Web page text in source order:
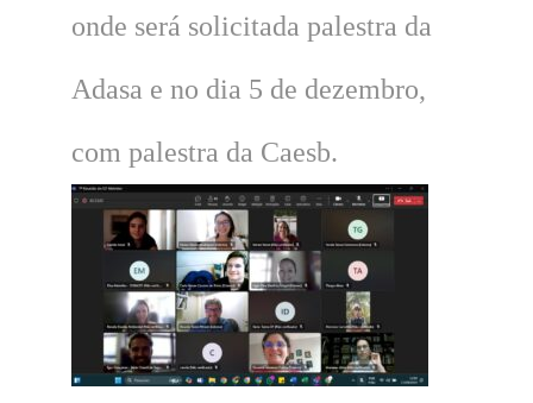
onde será solicitada palestra da
Adasa e no dia 5 de dezembro,
com palestra da Caesb.